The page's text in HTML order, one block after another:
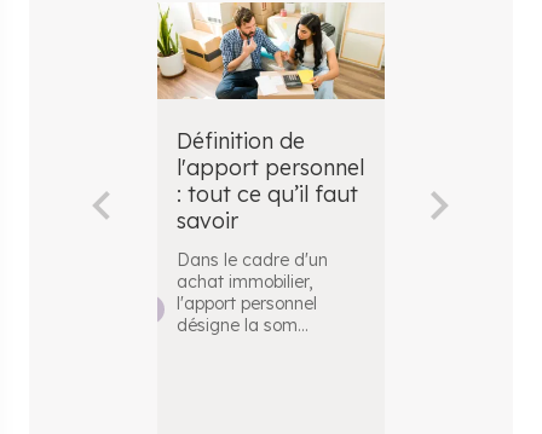
Définition de
l'apport personnel
: tout ce qu’il faut
savoir
Dans le cadre d'un
achat immobilier,
l'apport personnel
désigne la som...
un achat